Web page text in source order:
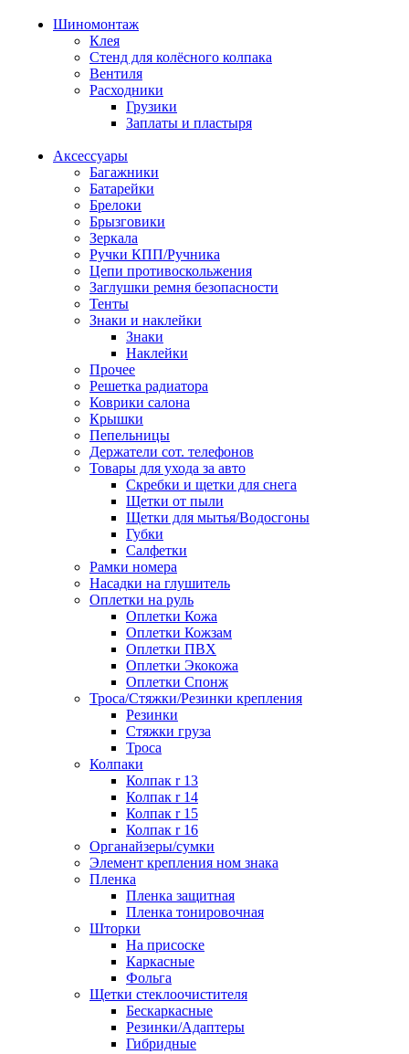
Шиномонтаж
Клея
Стенд для колёсного колпака
Вентиля
Расходники
Грузики
Заплаты и пластыря
Аксессуары
Багажники
Батарейки
Брелоки
Брызговики
Зеркала
Ручки КПП/Ручника
Цепи противоскольжения
Заглушки ремня безопасности
Тенты
Знаки и наклейки
Знаки
Наклейки
Прочее
Решетка радиатора
Коврики салона
Крышки
Пепельницы
Держатели сот. телефонов
Товары для ухода за авто
Скребки и щетки для снега
Щетки от пыли
Щетки для мытья/Водосгоны
Губки
Салфетки
Рамки номера
Насадки на глушитель
Оплетки на руль
Оплетки Кожа
Оплетки Кожзам
Оплетки ПВХ
Оплетки Экокожа
Оплетки Спонж
Троса/Стяжки/Резинки крепления
Резинки
Стяжки груза
Троса
Колпаки
Колпак r 13
Колпак r 14
Колпак r 15
Колпак r 16
Органайзеры/сумки
Элемент крепления ном знака
Пленка
Пленка защитная
Пленка тонировочная
Шторки
На присоске
Каркасные
Фольга
Щетки стеклоочистителя
Бескаркасные
Резинки/Адаптеры
Гибридные